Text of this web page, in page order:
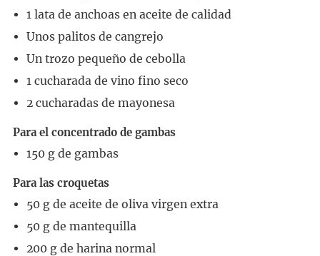
1 lata de anchoas en aceite de calidad
Unos palitos de cangrejo
Un trozo pequeño de cebolla
1 cucharada de vino fino seco
2 cucharadas de mayonesa
Para el concentrado de gambas
150 g de gambas
Para las croquetas
50 g de aceite de oliva virgen extra
50 g de mantequilla
200 g de harina normal